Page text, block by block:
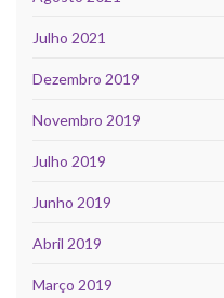
Julho 2021
Dezembro 2019
Novembro 2019
Julho 2019
Junho 2019
Abril 2019
Março 2019